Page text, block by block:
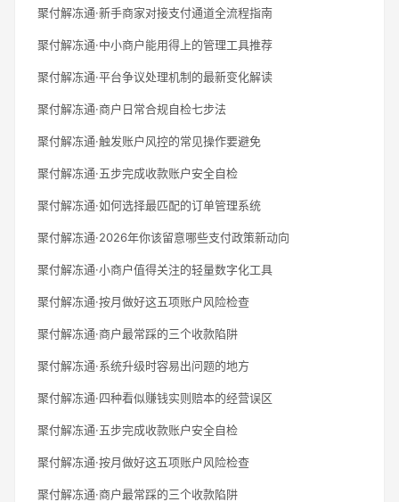
聚付解冻通·新手商家对接支付通道全流程指南
聚付解冻通·中小商户能用得上的管理工具推荐
聚付解冻通·平台争议处理机制的最新变化解读
聚付解冻通·商户日常合规自检七步法
聚付解冻通·触发账户风控的常见操作要避免
聚付解冻通·五步完成收款账户安全自检
聚付解冻通·如何选择最匹配的订单管理系统
聚付解冻通·2026年你该留意哪些支付政策新动向
聚付解冻通·小商户值得关注的轻量数字化工具
聚付解冻通·按月做好这五项账户风险检查
聚付解冻通·商户最常踩的三个收款陷阱
聚付解冻通·系统升级时容易出问题的地方
聚付解冻通·四种看似赚钱实则赔本的经营误区
聚付解冻通·五步完成收款账户安全自检
聚付解冻通·按月做好这五项账户风险检查
聚付解冻通·商户最常踩的三个收款陷阱